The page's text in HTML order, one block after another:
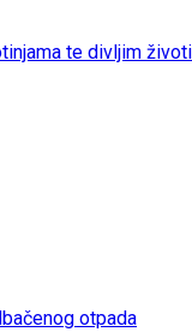
te divljim
otpada